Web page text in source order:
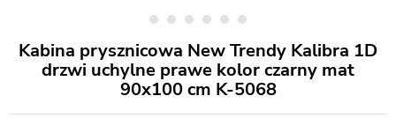
Kabina prysznicowa New Trendy Kalibra 1D
drzwi uchylne prawe kolor czarny mat
90x100 cm K-5068